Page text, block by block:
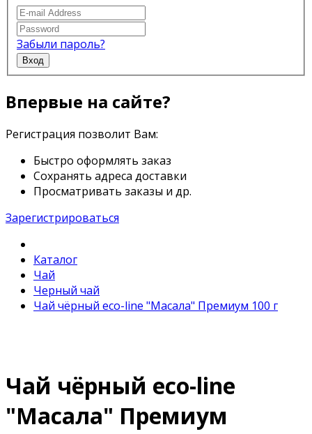
Забыли пароль?
Вход
Впервые на сайте?
Регистрация позволит Вам:
Быстро оформлять заказ
Сохранять адреса доставки
Просматривать заказы и др.
Зарегистрироваться
Каталог
Чай
Черный чай
Чай чёрный eco-line "Масала" Премиум 100 г
Чай чёрный eco-line
"Масала" Премиум